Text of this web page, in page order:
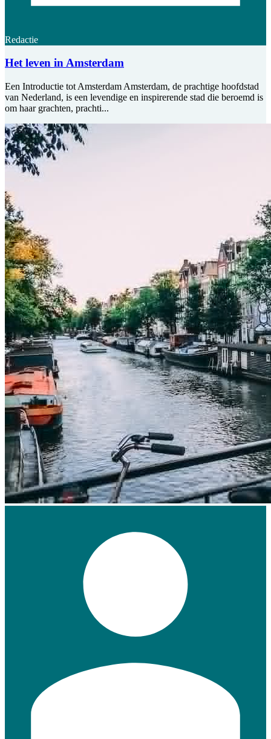
Redactie
Het leven in Amsterdam
Een Introductie tot Amsterdam Amsterdam, de prachtige hoofdstad
van Nederland, is een levendige en inspirerende stad die beroemd is
om haar grachten, prachti...